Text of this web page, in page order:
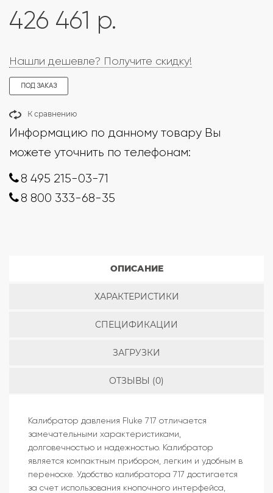
426 461 р.
Нашли дешевле? Получите скидку!
ПОД ЗАКАЗ
К сравнению
Информацию по данному товару Вы
можете уточнить по телефонам:
8 495 215-03-71
8 800 333-68-35
ОПИСАНИЕ
ХАРАКТЕРИСТИКИ
СПЕЦИФИКАЦИИ
ЗАГРУЗКИ
ОТЗЫВЫ (0)
Калибратор давления Fluke 717 отличается
замечательными характеристиками,
долговечностью и надежностью. Калибратор
является компактным прибором, легким и удобным в
переноске. Удобство калибратора 717 достигается
за счет использования кнопочного интерфейса,